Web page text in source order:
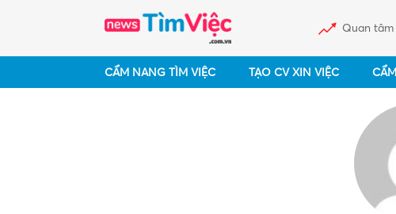
Quan tâm
CẨM NANG TÌM VIỆC TẠO CV XIN VIỆC